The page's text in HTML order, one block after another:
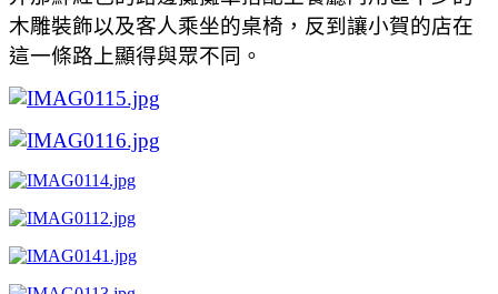
木雕裝飾以及客人乘坐的桌椅，反到讓小賀的店在
這一條路上顯得與眾不同。